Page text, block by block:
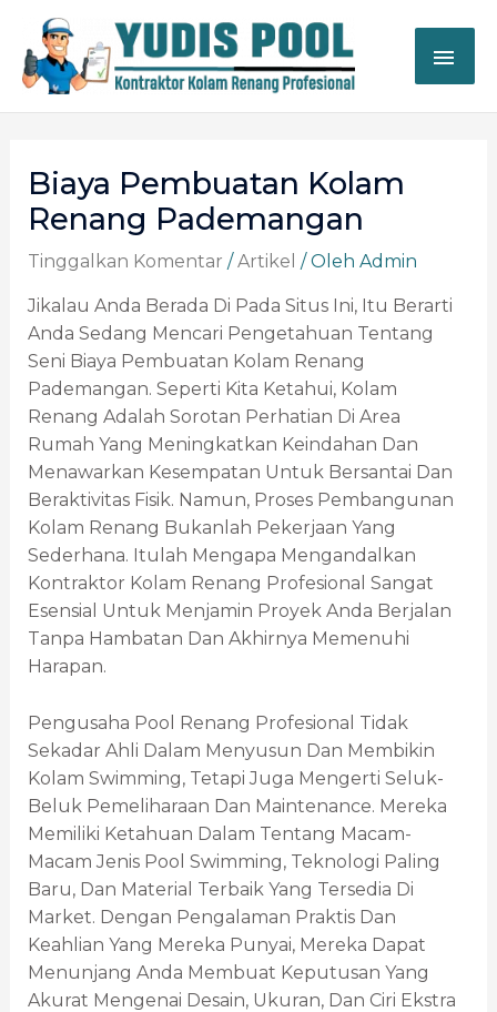
Lewati
Konten
Biaya Pembuatan Kolam
Renang Pademangan
Tinggalkan Komentar /Artikel / Oleh Admin
Jikalau Anda Berada Di Pada Situs Ini, Itu Berarti
Anda Sedang Mencari Pengetahuan Tentang
Seni Biaya Pembuatan Kolam Renang
Pademangan. Seperti Kita Ketahui, Kolam
Renang Adalah Sorotan Perhatian Di Area
Rumah Yang Meningkatkan Keindahan Dan
Menawarkan Kesempatan Untuk Bersantai Dan
Beraktivitas Fisik. Namun, Proses Pembangunan
Kolam Renang Bukanlah Pekerjaan Yang
Sederhana. Itulah Mengapa Mengandalkan
Kontraktor Kolam Renang Profesional Sangat
Esensial Untuk Menjamin Proyek Anda Berjalan
Tanpa Hambatan Dan Akhirnya Memenuhi
Harapan.
Pengusaha Pool Renang Profesional Tidak
Sekadar Ahli Dalam Menyusun Dan Membikin
Kolam Swimming, Tetapi Juga Mengerti Seluk-
Beluk Pemeliharaan Dan Maintenance. Mereka
Memiliki Ketahuan Dalam Tentang Macam-
Macam Jenis Pool Swimming, Teknologi Paling
Baru, Dan Material Terbaik Yang Tersedia Di
Market. Dengan Pengalaman Praktis Dan
Keahlian Yang Mereka Punyai, Mereka Dapat
Menunjang Anda Membuat Keputusan Yang
Akurat Mengenai Desain, Ukuran, Dan Ciri Ekstra